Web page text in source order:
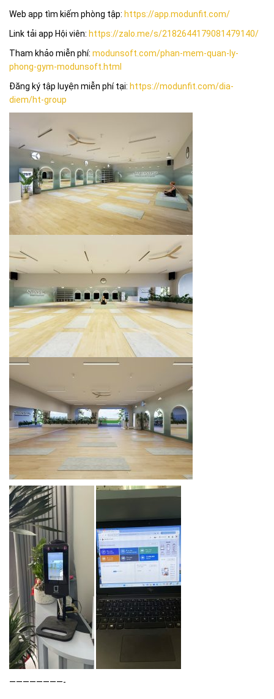
Web app tìm kiếm phòng tập: https://app.modunfit.com/
Link tải app Hội viên: https://zalo.me/s/2182644179081479140/
Tham khảo miễn phí: modunsoft.com/phan-mem-quan-ly-
phong-gym-modunsoft.html
Đăng ký tập luyện miễn phí tại: https://modunfit.com/dia-
diem/ht-group
————————-